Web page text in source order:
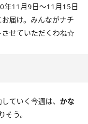
年11月9日〜11 月15日
届け。みんながナチ
させていただくわね☆
ていく今週は、 かな
そう。